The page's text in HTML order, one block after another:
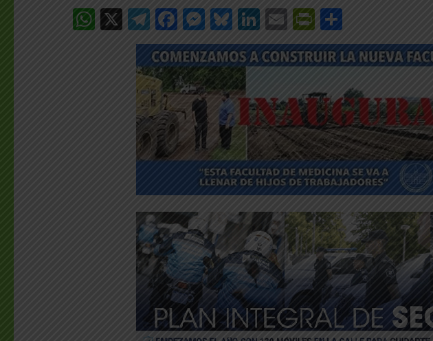
WhatsApp
X Telegram
Facebook
Messenger
Bluesky
LinkedIn
EmailPrintFriendly